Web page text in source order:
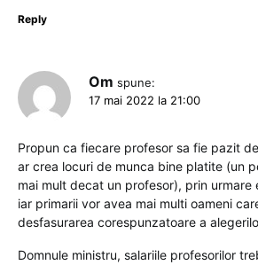
Reply
Om spune:
17 mai 2022 la 21:00
Propun ca fiecare profesor sa fie pazit
ar crea locuri de munca bine platite (un
mai mult decat un profesor), prin urmare
iar primarii vor avea mai multi oameni
desfasurarea corespunzatoare a
Domnule ministru, salariile profesorilor